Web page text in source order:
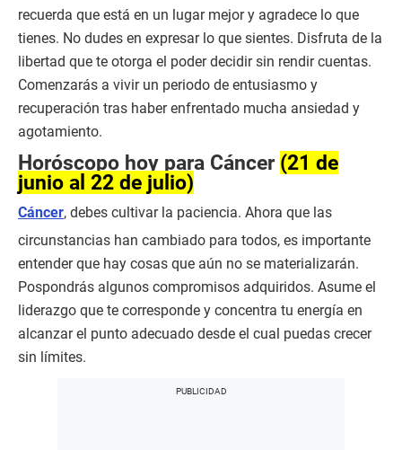
recuerda que está en un lugar mejor y agradece lo que
tienes. No dudes en expresar lo que sientes. Disfruta de la
libertad que te otorga el poder decidir sin rendir cuentas.
Comenzarás a vivir un periodo de entusiasmo y
recuperación tras haber enfrentado mucha ansiedad y
agotamiento.
Horóscopo hoy para Cáncer (21 de
junio al 22 de julio)
Cáncer, debes cultivar la paciencia. Ahora que las
circunstancias han cambiado para todos, es importante
entender que hay cosas que aún no se materializarán.
Pospondrás algunos compromisos adquiridos. Asume el
liderazgo que te corresponde y concentra tu energía en
alcanzar el punto adecuado desde el cual puedas crecer
sin límites.